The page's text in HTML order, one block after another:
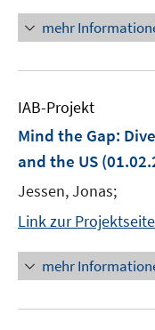
mehr
IAB-Projekt
Mind the Gap:
and the US
Jessen, Jonas;
Link zur Projektseite
mehr